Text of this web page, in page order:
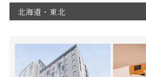
北海道・東北